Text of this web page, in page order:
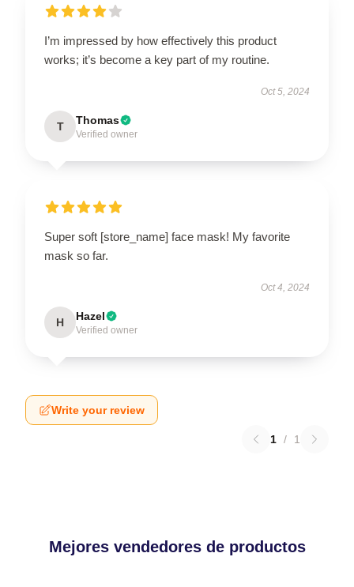
I’m impressed by how effectively this product
works; it’s become a key part of my routine.
Oct 5, 2024
T Thomas
Verified owner
Super soft [store_name] face mask! My favorite
mask so far.
Oct 4, 2024
H Hazel
Verified owner
Write your review
1 / 1
Mejores vendedores de productos